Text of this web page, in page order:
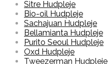
Sitre Hudpleje
Bio-oil Hudpleje
Sachajuan Hudpleje
Bellamianta Hudpleje
Purito Seoul Hudpleje
Oxd Hudpleje
Tweezerman Hudpleje